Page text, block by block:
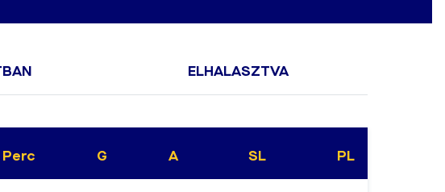
ELHALASZTVA
Perc G A SL PL